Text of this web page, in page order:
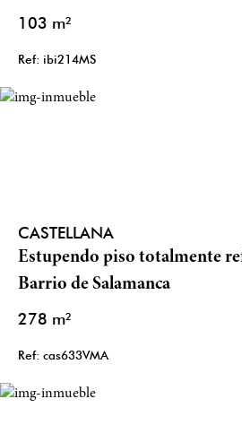
103 m²
Ref: ibi214MS
CASTELLANA
Estupendo piso totalmente
Barrio de Salamanca
278 m²
Ref: cas633VMA